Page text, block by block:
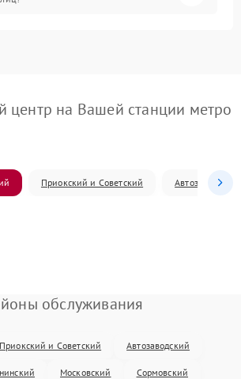
центр на Вашей станции метро
Приокский и Советский Автозаводский
обслуживания
Приокский и Советский Автозаводский
Московский Сормовский